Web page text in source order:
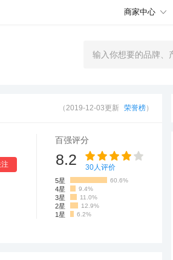
商家中心
（2019-12-03更新 荣誉榜）
百强评分
8.2 30人评价
5星 60.6%
4星 9.4%
3星 11.0%
2星 12.9%
1星 6.2%